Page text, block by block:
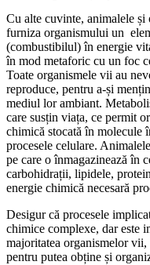
Cu alte cuvinte, animalele și
furniza organismului un
(combustibilul) în energie
în mod metaforic cu un foc
Toate organismele vii au
reproduce, pentru a-și
mediul lor ambiant.
care susțin viața, ce permit
chimică stocată în molecule
procesele celulare.
pe care o înmagazinează în
carbohidrații, lipidele,
energie chimică necesară
Desigur că procesele
chimice complexe, dar este
majoritatea organismelor
pentru putea obține și